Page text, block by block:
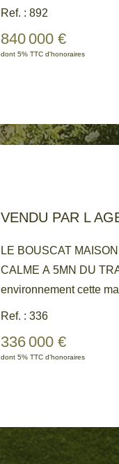
composée au RDC d'une pièce de réception en L de 90
avec cheminée, une
avec chacune une
l'étage, 3 chambres,
Grand jardin
construire 90 m2 en
Ref. : 892
840 000 €
dont 5% TTC d'honoraires
VENDU PAR L
LE BOUSCAT
CALME A 5MN DU
environnement cette
vie lumineuse, une
salle d'eau ainsi qu'un
vis plein ouest, la
proximité de la Barrière
48 66 53
Ref. : 336
336 000 €
dont 5% TTC d'honoraires